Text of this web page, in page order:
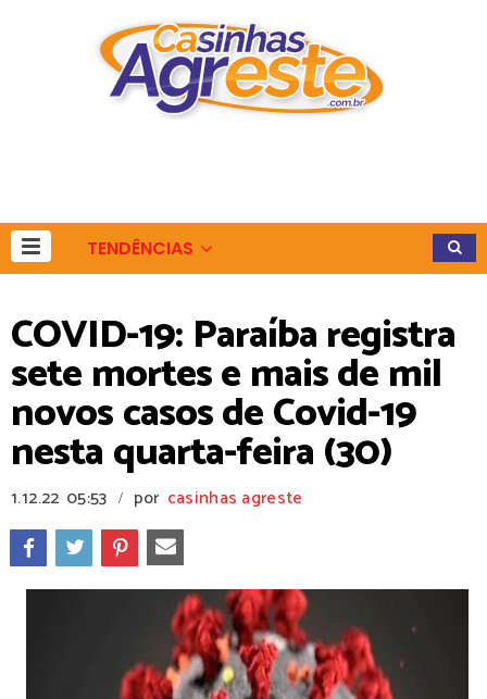
TENDÊNCIAS
COVID-19: Paraíba registra
sete mortes e mais de mil
novos casos de Covid-19
nesta quarta-feira (30)
1.12.22 05:53 / por casinhas agreste